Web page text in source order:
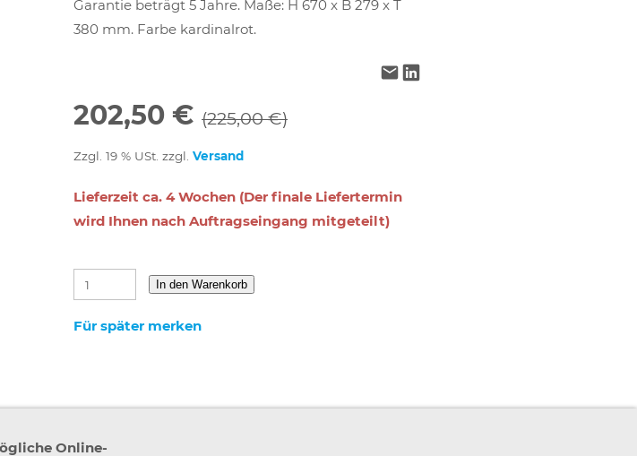
Garantie beträgt 5 Jahre. Maße: H 670 x B 279 x T
380 mm. Farbe kardinalrot.
202,50 € (225,00 €)
Zzgl. 19 % USt. zzgl. Versand
Lieferzeit ca. 4 Wochen (Der finale Liefertermin
wird Ihnen nach Auftragseingang mitgeteilt)
In den Warenkorb
Für später merken
KARRIERE
Online-